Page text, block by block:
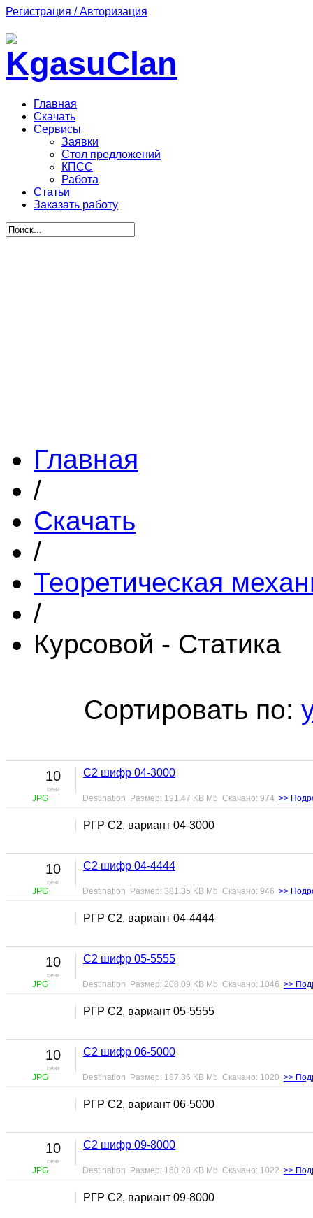
Регистрация / Авторизация
Главная
Скачать
Сервисы
Заявки
Стол предложений
КПСС
Работа
Статьи
Заказать работу
Главная
/
Скачать
/
Теоретическая
/
Курсовой - Статика
Сортировать по:
10
цена
JPG
С2 шифр 04-3000
Destination Размер: 191.47 KB Mb Скачано: 974 >>
РГР С2, вариант 04-3000
10
цена
JPG
С2 шифр 04-4444
Destination Размер: 381.35 KB Mb Скачано: 946 >>
РГР С2, вариант 04-4444
10
цена
JPG
С2 шифр 05-5555
Destination Размер: 208.09 KB Mb Скачано: 1046 >>
РГР С2, вариант 05-5555
10
цена
JPG
С2 шифр 06-5000
Destination Размер: 187.36 KB Mb Скачано: 1020 >>
РГР С2, вариант 06-5000
10
цена
JPG
С2 шифр 09-8000
Destination Размер: 160.28 KB Mb Скачано: 1022 >>
РГР С2, вариант 09-8000